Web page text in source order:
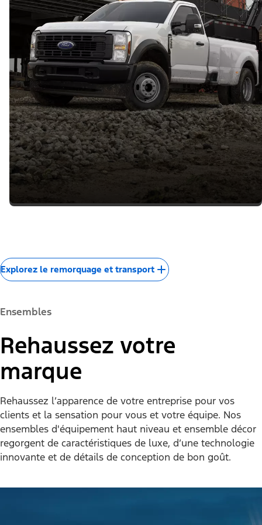
Explorez le remorquage et transport
Ensembles
Rehaussez votre
marque
Rehaussez l’apparence de votre entreprise pour vos
clients et la sensation pour vous et votre équipe. Nos
ensembles d'équipement haut niveau et ensemble décor
regorgent de caractéristiques de luxe, d’une technologie
innovante et de détails de conception de bon goût.